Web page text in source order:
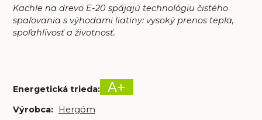
Kachle na drevo E-20 spájajú technológiu čistého
spaľovania s výhodami liatiny: vysoký prenos tepla,
spoľahlivosť a životnosť.
Energetická trieda:A+
Výrobca: Hergóm